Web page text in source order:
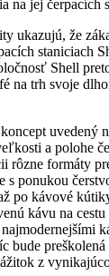
na jej čerpacích
ukazujú, že
staniciach
Shell
na trh svoje
uvedený
a polohe
rôzne formáty
s ponukou
po kávové
kávu na
bude
z